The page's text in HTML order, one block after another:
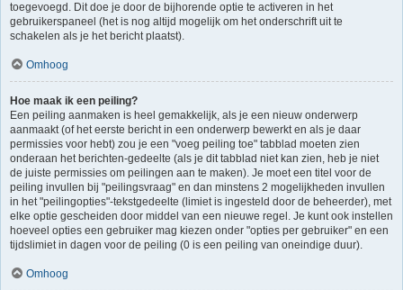
toegevoegd. Dit doe je door de bijhorende optie te activeren in het
gebruikerspaneel (het is nog altijd mogelijk om het onderschrift uit te
schakelen als je het bericht plaatst).
Omhoog
Hoe maak ik een peiling?
Een peiling aanmaken is heel gemakkelijk, als je een nieuw onderwerp
aanmaakt (of het eerste bericht in een onderwerp bewerkt en als je daar
permissies voor hebt) zou je een "voeg peiling toe" tabblad moeten zien
onderaan het berichten-gedeelte (als je dit tabblad niet kan zien, heb je niet
de juiste permissies om peilingen aan te maken). Je moet een titel voor de
peiling invullen bij "peilingsvraag" en dan minstens 2 mogelijkheden invullen
in het "peilingopties"-tekstgedeelte (limiet is ingesteld door de beheerder), met
elke optie gescheiden door middel van een nieuwe regel. Je kunt ook instellen
hoeveel opties een gebruiker mag kiezen onder "opties per gebruiker" en een
tijdslimiet in dagen voor de peiling (0 is een peiling van oneindige duur).
Omhoog